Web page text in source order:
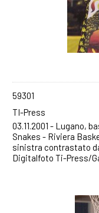
59301
TI-Press
03.11.2001 - Lugano,
Snakes - Riviera
sinistra contrastato
Digitalfoto Ti-Press/